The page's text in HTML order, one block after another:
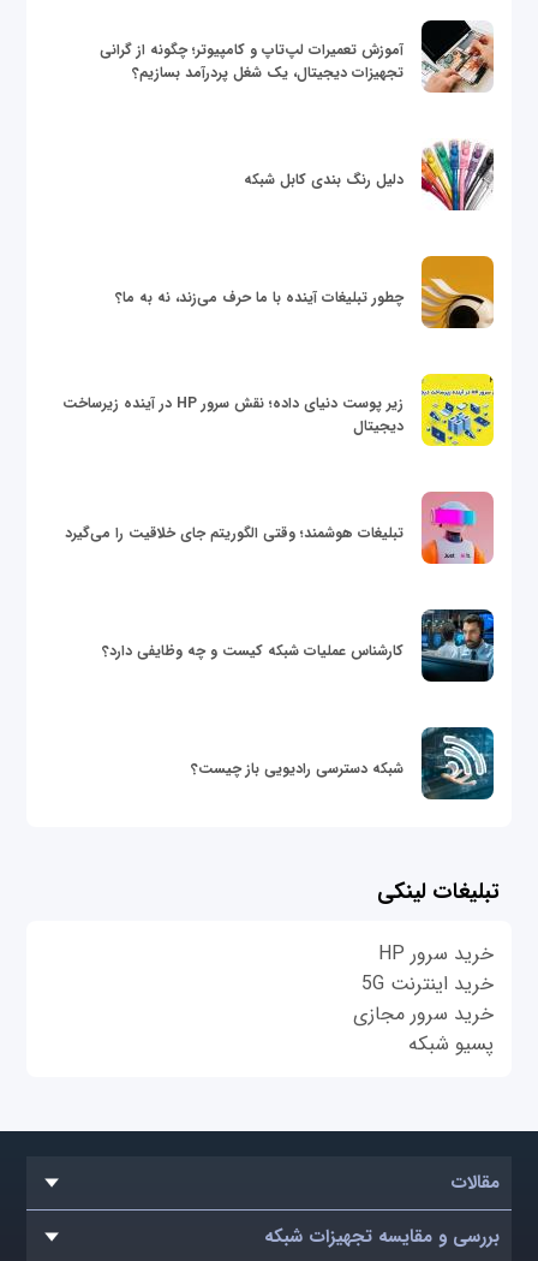
آموزش تعمیرات لپ‌تاپ و کامپیوتر؛ چگونه از گرانی
تجهیزات دیجیتال، یک شغل پردرآمد بسازیم؟
دلیل رنگ بندی کابل شبکه
چطور تبلیغات آینده با ما حرف می‌زند، نه به ما؟
زیر پوست دنیای داده؛ نقش سرور HP در آینده زیرساخت
دیجیتال
تبلیغات هوشمند؛ وقتی الگوریتم جای خلاقیت را می‌گیرد
کارشناس عملیات شبکه کیست و چه وظایفی دارد؟
شبکه دسترسی رادیویی باز چیست؟
تبلیغات لینکی
خرید سرور HP
خرید اینترنت 5G
خرید سرور مجازی
پسیو شبکه
مقالات
بررسی و مقایسه تجهیزات شبکه